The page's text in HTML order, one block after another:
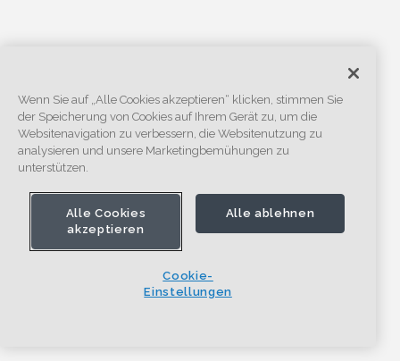
Wenn Sie auf „Alle Cookies akzeptieren“ klicken, stimmen Sie
der Speicherung von Cookies auf Ihrem Gerät zu, um die
Websitenavigation zu verbessern, die Websitenutzung zu
analysieren und unsere Marketingbemühungen zu
unterstützen.
Alle Cookies
akzeptieren
Alle ablehnen
Cookie-
Einstellungen